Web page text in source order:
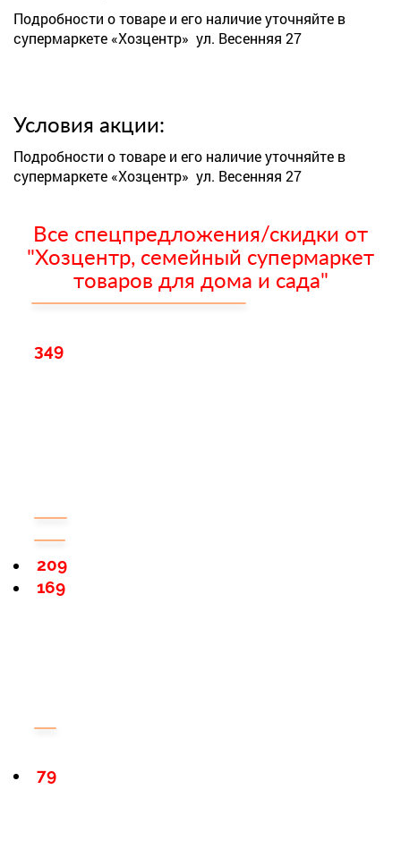
Подробности о товаре и его наличие уточняйте в
супермаркете «Хозцентр» ул. Весенняя 27
Условия акции:
Подробности о товаре и его наличие уточняйте в
супермаркете «Хозцентр» ул. Весенняя 27
Все спецпредложения/скидки от
"Хозцентр, семейный супермаркет
товаров для дома и сада"
349
169
209
79